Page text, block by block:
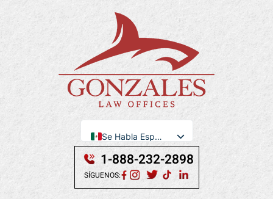
Se Habla Español
English
1-888-232-2898
SÍGUENOS: